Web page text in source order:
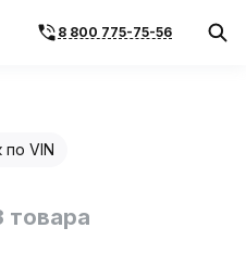
8 800 775-75-56
по VIN
товара